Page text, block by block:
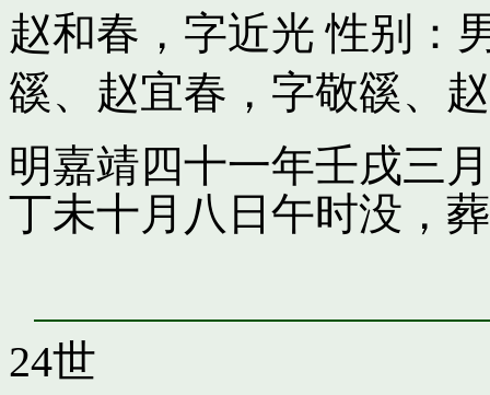
赵和春，字近光 性别：
豀、 赵宜春，字敬豀、
明嘉靖四十一年壬戌三
丁未十月八日午时没，
24世